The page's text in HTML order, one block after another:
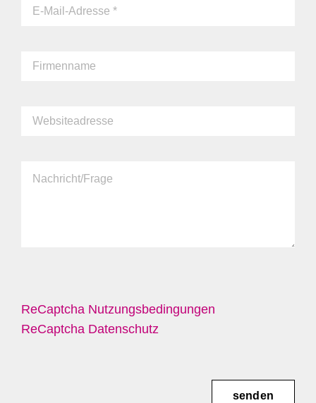
ReCaptcha Nutzungsbedingungen
ReCaptcha Datenschutz
senden